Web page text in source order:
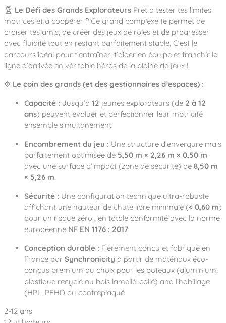
Nos fonctions ludiques & sportives
Nos sols amortissants
Catalogues
🏆 Le Défi des Grands Explorateurs Prêt à tester tes limites
motrices et à coopérer ? Ce grand complexe te permet de
croiser tes amis, de créer des jeux de rôles et de progresser
avec fluidité tout en restant parfaitement stable. C’est le
parcours idéal pour t’entraîner, t’aider en équipe et franchir la
ligne d’arrivée en véritable héros de la plaine de jeux !
⚙️ Le coin des grands (et des gestionnaires d’espaces) :
Capacité : Jusqu’à 12 jeunes explorateurs (de 2 à 12
ans) peuvent évoluer et perfectionner leur motricité
ensemble simultanément.
Encombrement du jeu : Une structure d’envergure mais
parfaitement optimisée de 5,50 m × 2,26 m × 0,50 m
avec une surface d’impact (zone de sécurité) de 8,50 m
× 5,26 m.
Sécurité : Une configuration technique ultra-robuste
affichant une hauteur de chute libre minimale (< 0,60 m)
pour un risque zéro , en totale conformité avec la norme
européenne NF EN 1176 : 2017.
Conception durable : Fièrement conçu et fabriqué en
France par Synchronicity à partir de matériaux éco-
conçus premium au choix pour les poteaux (aluminium,
plastique recyclé ou bois lamellé-collé) and l’habillage
(HPL, PEHD ou contreplaqué
2-12 ans